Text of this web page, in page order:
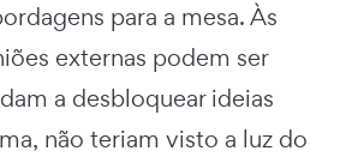
para a mesa. Às
externas podem ser
a desbloquear ideias
não teriam visto a luz do